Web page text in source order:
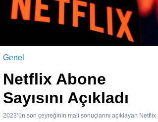
Genel
Netflix Abone
Sayısını Açıkladı
2023’ün son çeyreğinin mali sonuçlarını açıklayan Netflix,